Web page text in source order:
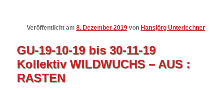
Veröffentlicht am 8. Dezember 2019 von Hansjörg Unterlechner
GU-19-10-19 bis 30-11-19
Kollektiv WILDWUCHS – AUS :
RASTEN